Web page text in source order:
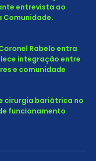
entrevista ao
Comunidade.
Rabelo entra
integração entre
e comunidade
cirurgia bariátrica no
funcionamento